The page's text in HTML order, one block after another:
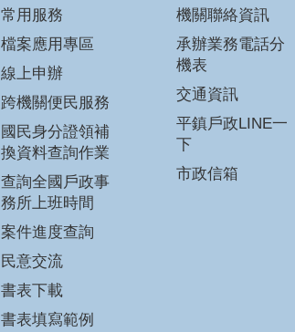
常用服務
檔案應用專區
線上申辦
跨機關便民服務
國民身分證領補
換資料查詢作業
查詢全國戶政事
務所上班時間
案件進度查詢
民意交流
書表下載
書表填寫範例
機關聯絡資訊
承辦業務電話分
機表
交通資訊
平鎮戶政LINE一
下
市政信箱